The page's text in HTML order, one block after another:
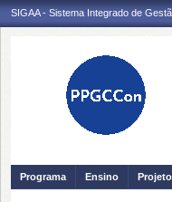
SIGAA - Sistema Integrado de
Programa Ensino